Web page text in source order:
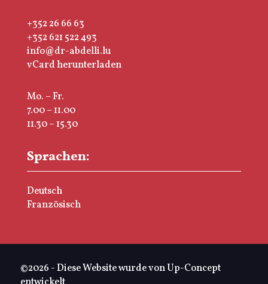
+352 26 66 63
+352 621 522 493
info@dr-abdelli.lu
vCard herunterladen
Mo. – Fr.
7.00 – 11.00
11.30 – 15.30
Sprachen:
Deutsch
Französisch
©2026 - Diese Website wurde von Up-Concept